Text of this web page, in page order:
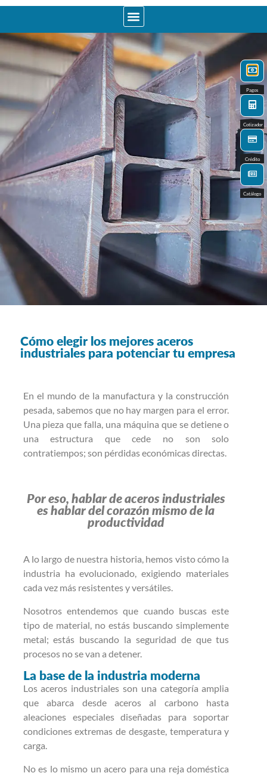
Cómo elegir los mejores aceros
industriales para potenciar tu empresa
En el mundo de la manufactura y la construcción
pesada, sabemos que no hay margen para el error.
Una pieza que falla, una máquina que se detiene o
una estructura que cede no son solo
contratiempos; son pérdidas económicas directas.
Por eso, hablar de aceros industriales
es hablar del corazón mismo de la
productividad
A lo largo de nuestra historia, hemos visto cómo la
industria ha evolucionado, exigiendo materiales
cada vez más resistentes y versátiles.
Nosotros entendemos que cuando buscas este
tipo de material, no estás buscando simplemente
metal; estás buscando la seguridad de que tus
procesos no se van a detener.
La base de la industria moderna
Los aceros industriales son una categoría amplia
que abarca desde aceros al carbono hasta
aleaciones especiales diseñadas para soportar
condiciones extremas de desgaste, temperatura y
carga.
No es lo mismo un acero para una reja doméstica
Pagos
Cotizador
Crédito
Catálogo